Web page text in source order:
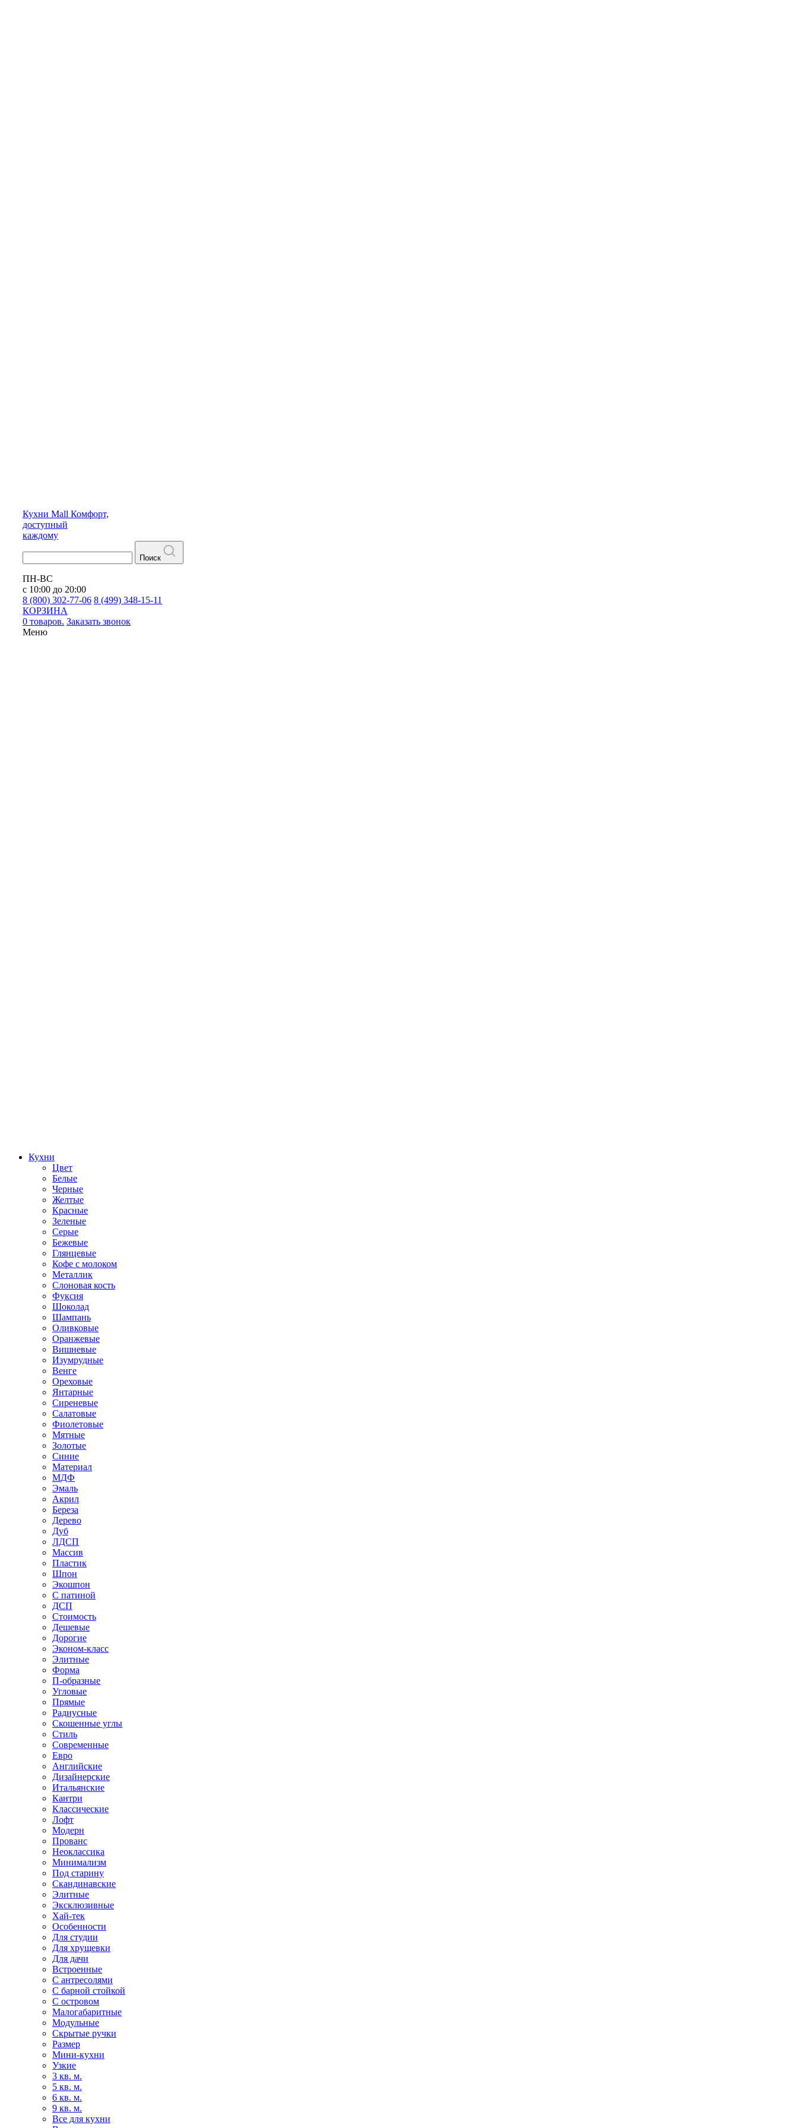
Кухни Mall Комфорт,
доступный
каждому
Поиск
ПН-ВС
с 10:00 до 20:00
8 (800) 302-77-06 8 (499) 348-15-11
КОРЗИНА
0 товаров. Заказать звонок
Меню
Кухни
Цвет
Белые
Черные
Желтые
Красные
Зеленые
Серые
Бежевые
Глянцевые
Кофе с молоком
Металлик
Слоновая кость
Фуксия
Шоколад
Шампань
Оливковые
Оранжевые
Вишневые
Изумрудные
Венге
Ореховые
Янтарные
Сиреневые
Салатовые
Фиолетовые
Мятные
Золотые
Синие
Материал
МДФ
Эмаль
Акрил
Береза
Дерево
Дуб
ЛДСП
Массив
Пластик
Шпон
Экошпон
С патиной
ДСП
Стоимость
Дешевые
Дорогие
Эконом-класс
Элитные
Форма
П-образные
Угловые
Прямые
Радиусные
Скошенные углы
Стиль
Современные
Евро
Английские
Дизайнерские
Итальянские
Кантри
Классические
Лофт
Модерн
Прованс
Неоклассика
Минимализм
Под старину
Скандинавские
Элитные
Эксклюзивные
Хай-тек
Особенности
Для студии
Для хрущевки
Для дачи
Встроенные
С антресолями
С барной стойкой
С островом
Малогабаритные
Модульные
Скрытые ручки
Размер
Мини-кухни
Узкие
3 кв. м.
5 кв. м.
6 кв. м.
9 кв. м.
Все для кухни